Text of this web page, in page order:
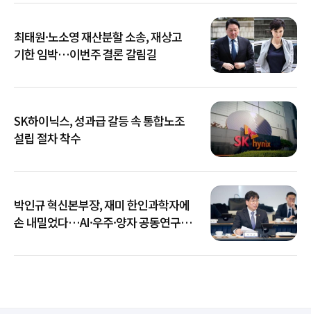
최태원·노소영 재산분할 소송, 재상고
기한 임박…이번주 결론 갈림길
SK하이닉스, 성과급 갈등 속 통합노조
설립 절차 착수
박인규 혁신본부장, 재미 한인과학자에
손 내밀었다…AI·우주·양자 공동연구